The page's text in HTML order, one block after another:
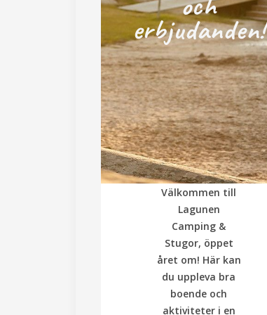
erbjudanden!
Välkommen till
Lagunen
Camping &
Stugor, öppet
året om! Här kan
du uppleva bra
boende och
aktiviteter i en